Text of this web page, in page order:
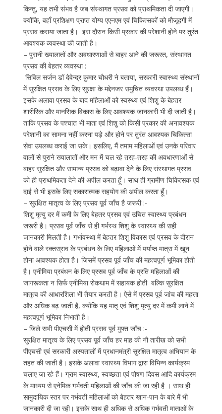
किन्तु, यह तभी संभव है जब संस्थागत प्रसव को प्राथमिकता दी जाएगी।
क्योंकि, वहाँ प्रशिक्षण प्राप्त योग्य एएनएम एवं चिकित्सकों को मौजूदगी में
प्रसव कराया जाता है। इस दौरान किसी प्रकार की परेशानी होने पर तुरंत
आवश्यक व्यवस्था की जाती है।
– पुरानी ख्यालातों और अवधारणाओं से बाहर आने की जरूरत, संस्थागत
प्रसव की बेहतर व्यवस्था :
सिविल सर्जन डॉ देवेन्द्र कुमार चौधरी ने बताया, सरकारी स्वास्थ्य संस्थानों
में सुरक्षित प्रसव के लिए सुरक्षा के मद्देनजर समुचित व्यवस्था उपलब्ध हैं।
इसके अलावा प्रसव के बाद महिलाओं को स्वस्थ्य एवं शिशु के बेहतर
शारीरिक और मानसिक विकास के लिए आवश्यक जानकारी भी दी जाती है।
ताकि प्रसव के पश्चात भी माता एवं शिशु को किसी प्रकार की अनावश्यक
परेशानी का सामना नहीं करना पड़े और होने पर तुरंत आवश्यक चिकित्सा
सेवा उपलब्ध कराई जा सके। इसलिए, मैं तमाम महिलाओं एवं उनके परिवार
वालों से पुराने ख्यालातों और मन में चल रहे तरह-तरह की अवधारणाओं से
बाहर सुरक्षित और सामान्य प्रसव को बढ़ावा देने के लिए संस्थागत प्रसव
को ही प्राथमिकता देने की अपील करता हूँ। साथ ही ग्रामीण चिकित्सक एवं
दाई से भी इसके लिए सकारात्मक सहयोग की अपील करता हूँ।
– सुरक्षित मातृत्व के लिए प्रसव पूर्व जाँच है जरूरी :-
शिशु मृत्यु दर में कमी के लिए बेहतर प्रसव एवं उचित स्वास्थ्य प्रबंधन
जरूरी है। प्रसव पूर्व जाँच से ही गर्भस्थ शिशु के स्वास्थ्य की सही
जानकारी मिलती है। गर्भावस्था में बेहतर शिशु विकास एवं प्रसव के दौरान
होने वाले रक्तस्राव के प्रबंधन के लिए महिलाओं में पर्याप्त मात्रा में खून
होना आवश्यक होता है। जिसमें प्रसव पूर्व जाँच की महत्वपूर्ण भूमिका होती
है। एनीमिया प्रबंधन के लिए प्रसव पूर्व जाँच के प्रति महिलाओं की
जागरूकता न सिर्फ एनीमिया रोकथाम में सहायक होती बल्कि सुरक्षित
मातृत्व की आधारशिला भी तैयार करती है। ऐसे में प्रसव पूर्व जांच की महत्ता
और अधिक बढ़ जाती है, क्योंकि यह मातृ एवं शिशु मृत्यु दर में कमी लाने में
महत्वपूर्ण भूमिका निभाती है।
– जिले सभी पीएचसी में होती प्रसव पूर्व मुफ्त जाँच :-
सुरक्षित मातृत्व के लिए प्रसव पूर्व जाँच हर माह की नौ तारीख को सभी
पीएचसी एवं सरकारी अस्पतालों में प्रधानमंत्री सुरक्षित मातृत्व अभियान के
तहत की जाती है। इसके अलावा स्वास्थ्य विभाग द्वारा विभिन्न कार्यक्रम
चलाए जा रहे हैं। ग्राम स्वास्थ्य, स्वच्छता एवं पोषण दिवस आदि कार्यक्रम
के माध्यम से एनेमिक गर्भवती महिलाओं की जाँच की जा रही है । साथ ही
सामुदायिक स्तर पर गर्भवती महिलाओं को बेहतर खान-पान के बारे में भी
जानकारी दी जा रही। इसके साथ ही अधिक से अधिक गर्भवती माताओं के